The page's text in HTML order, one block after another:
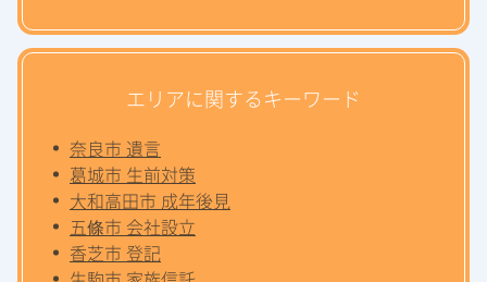
エリアに関するキーワード
奈良市 遺言
葛城市 生前対策
大和高田市 成年後見
五條市 会社設立
香芝市 登記